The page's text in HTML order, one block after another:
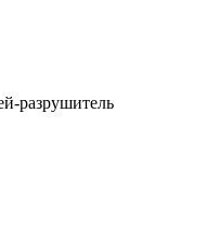
разрушитель